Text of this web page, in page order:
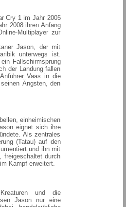
Cry 1 im Jahr 2005
2008 ihren Anfang
Multiplayer zur
Jason, der mit
unterwegs ist.
Fallschirmsprung
der Landung fallen
Vaas in die
Ängsten, den
einheimischen
eignet sich ihre
Als zentrales
(Tatau) auf den
und ihn mit
freigeschaltet durch
Kampf erweitert.
und die
Jason nur eine